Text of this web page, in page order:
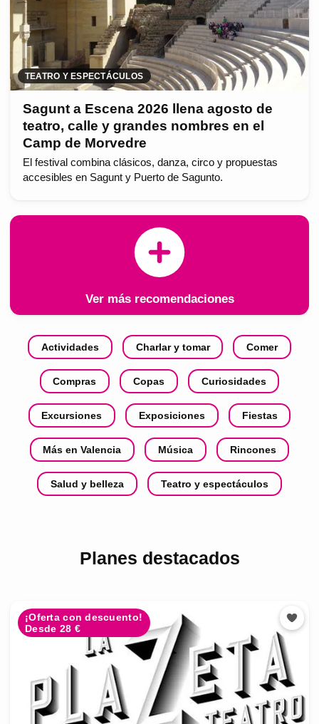
TEATRO Y ESPECTÁCULOS
Sagunt a Escena 2026 llena agosto de
teatro, calle y grandes nombres en el
Camp de Morvedre
El festival combina clásicos, danza, circo y propuestas
accesibles en Sagunt y Puerto de Sagunto.
Ver más recomendaciones
Actividades Charlar y tomar Comer
Compras Copas Curiosidades
Excursiones Exposiciones Fiestas
Más en Valencia Música Rincones
Salud y belleza Teatro y espectáculos
Planes destacados
¡Oferta con descuento!
Desde 28 €